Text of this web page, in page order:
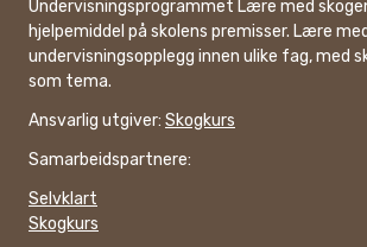
Undervisningsprogrammet Lære med
hjelpemiddel på skolens premisser. Lære
undervisningsopplegg innen ulike fag, med
som tema.
Ansvarlig utgiver: Skogkurs
Samarbeidspartnere:
Selvklart
Skogkurs